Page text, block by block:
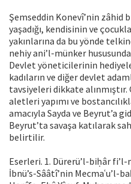
Şemseddin Konevî’nin zâhid
yaşadığı, kendisinin ve
yakınlarına da bu yönde
nehiy ani’l-münker
Devlet yöneticilerinin
kadıların ve diğer devlet
tavsiyeleri dikkate
aletleri yapımı ve
amacıyla Sayda ve Beyrut’a
Beyrut’ta savaşa katılarak
belirtilir.
Eserleri. 1. Dürerü’l-biḥâr
İbnü’s-Sââtî’nin Mecmaʿu’l-